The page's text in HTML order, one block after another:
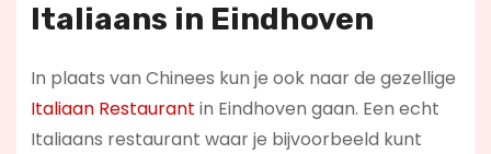
Italiaans in Eindhoven
In plaats van Chinees kun je ook naar de gezellige
Italiaan Restaurant in Eindhoven gaan. Een echt
Italiaans restaurant waar je bijvoorbeeld kunt